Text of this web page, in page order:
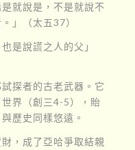
就說是，不是就說不
」（太五37）
是說謊之人的父」
探者的古老武器。它
界（創三4-5），貽
歷史同樣悠遠。
，成了亞哈爭取結親